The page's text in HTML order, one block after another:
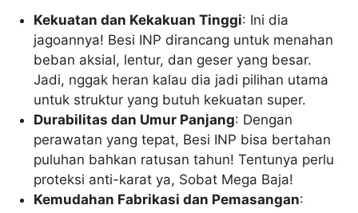
Kekuatan dan Kekakuan Tinggi: Ini dia
jagoannya! Besi INP dirancang untuk menahan
beban aksial, lentur, dan geser yang besar.
Jadi, nggak heran kalau dia jadi pilihan utama
untuk struktur yang butuh kekuatan super.
Durabilitas dan Umur Panjang: Dengan
perawatan yang tepat, Besi INP bisa bertahan
puluhan bahkan ratusan tahun! Tentunya perlu
proteksi anti-karat ya, Sobat Mega Baja!
Kemudahan Fabrikasi dan Pemasangan: